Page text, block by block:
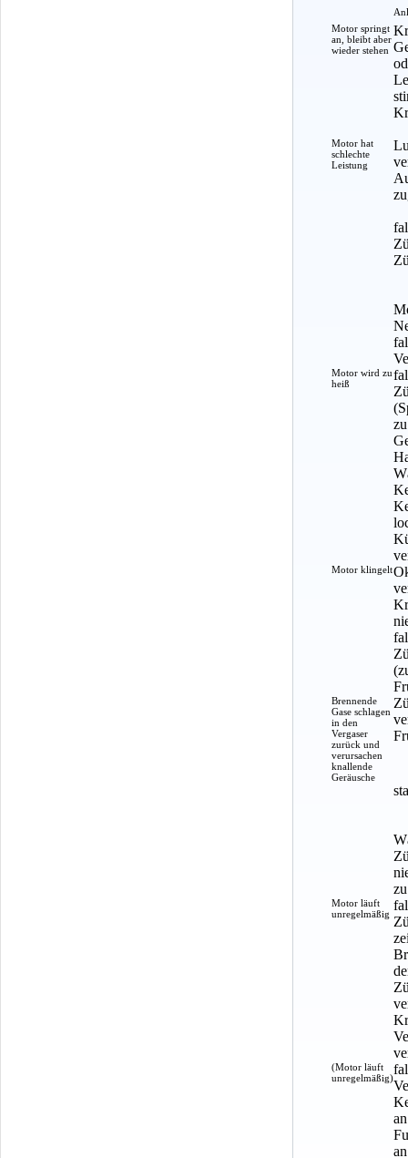
Motor springt
an, bleibt aber
wieder stehen
Motor hat
schlechte
Leistung
Motor wird zu
heiß
Motor klingelt
Brennende
Gase schlagen
in den
Vergaser
zurück und
verursachen
knallende
Geräusche
Motor läuft
unregelmäßig
(Motor läuft
unregelmäßig)